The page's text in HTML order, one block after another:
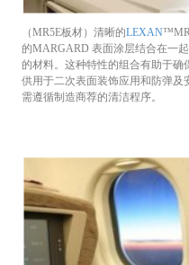
（MR5E板材）清晰的LEXAN
的MARGARD 表面涂层结合在一
的材料。这种特性的组合有助于确
供用于二次表面装饰应用和防弹
需遵循制造商荐的清洁程序。